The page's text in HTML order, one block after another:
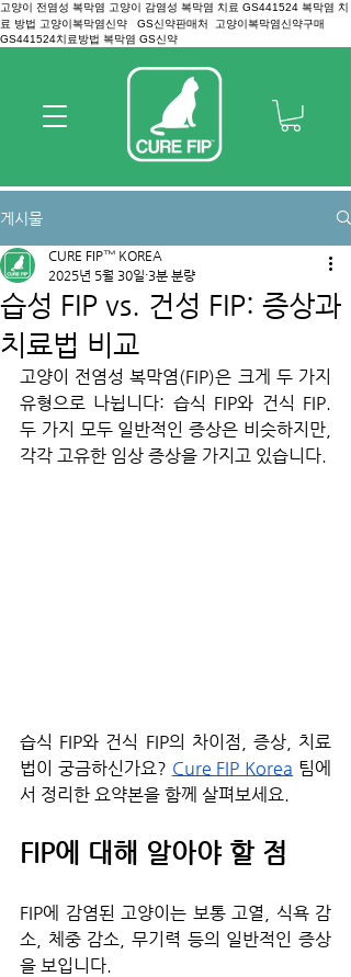
고양이 전염성 복막염 고양이 감염성 복막염 치료 GS441524 복막염 치
료 방법 고양이복막염신약 GS신약판매처 고양이복막염신약구매
GS441524치료방법 복막염 GS신약
게시물
습성 FIP vs. 건성 FIP: 증상과
치료법 비교
CURE FIP™ KOREA
2025년 5월 30일 3분 분량
고양이 전염성 복막염(FIP)은 크게 두 가지
유형으로 나뉩니다: 습식 FIP와 건식 FIP.
두 가지 모두 일반적인 증상은 비슷하지만,
각각 고유한 임상 증상을 가지고 있습니다.
습식 FIP와 건식 FIP의 차이점, 증상, 치료
법이 궁금하신가요? Cure FIP Korea 팀에
서 정리한 요약본을 함께 살펴보세요.
FIP에 대해 알아야 할 점
FIP에 감염된 고양이는 보통 고열, 식욕 감
소, 체중 감소, 무기력 등의 일반적인 증상
을 보입니다.